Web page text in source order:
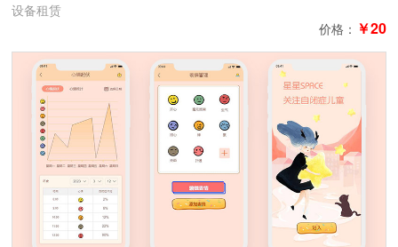
设备租赁
价格： ￥20